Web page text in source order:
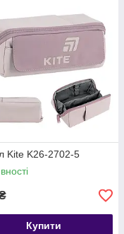
Kite K26-2702-5
Купити